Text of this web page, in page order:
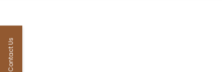
Contact Us